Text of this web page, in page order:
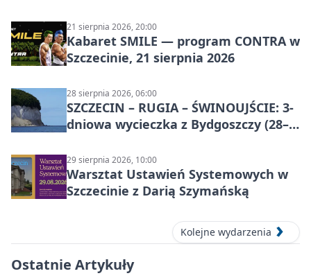
21 sierpnia 2026, 20:00
Kabaret SMILE — program CONTRA w
Szczecinie, 21 sierpnia 2026
28 sierpnia 2026, 06:00
SZCZECIN – RUGIA – ŚWINOUJŚCIE: 3-
dniowa wycieczka z Bydgoszczy (28–
29 sierpnia 2026, 10:00
Warsztat Ustawień Systemowych w
Szczecinie z Darią Szymańską
Kolejne wydarzenia
Ostatnie Artykuły